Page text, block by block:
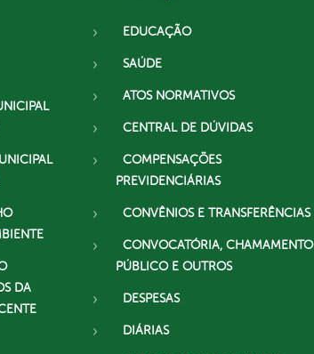
DA
EDUCAÇÃO
SAÚDE
ATOS NORMATIVOS
CENTRAL DE DÚVIDAS
COMPENSAÇÕES
PREVIDENCIÁRIAS
CONVÊNIOS E TRANSFERÊNCIAS
CONVOCATÓRIA, CHAMAMENTO
PÚBLICO E OUTROS
DESPESAS
DIÁRIAS